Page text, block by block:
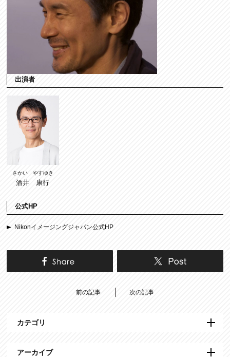
出演者
さかい やすゆき
酒井 康行
公式HP
Nikonイメージングジャパン公式HP
前の記事 次の記事
カテゴリ
アーカイブ